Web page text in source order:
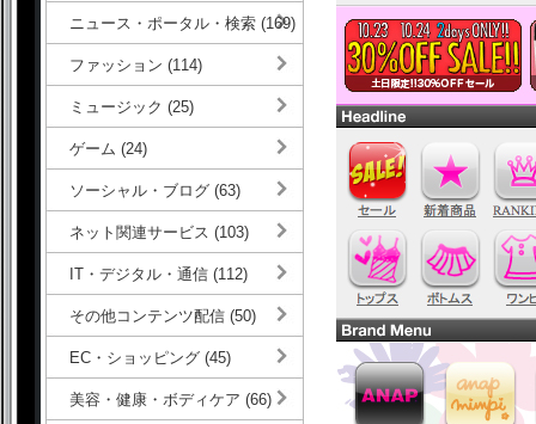
ニュース・ポータル・検索 (169)
ファッション (114)
ミュージック (25)
ゲーム (24)
ソーシャル・ブログ (63)
ネット関連サービス (103)
IT・デジタル・通信 (112)
その他コンテンツ配信 (50)
EC・ショッピング (45)
美容・健康・ボディケア (66)